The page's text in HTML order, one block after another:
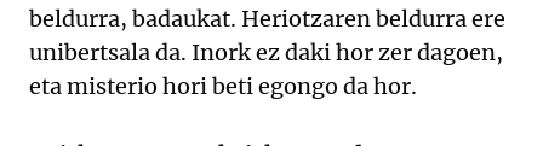
beldurra, badaukat. Heriotzaren beldurra ere
unibertsala da. Inork ez daki hor zer dagoen,
eta misterio hori beti egongo da hor.